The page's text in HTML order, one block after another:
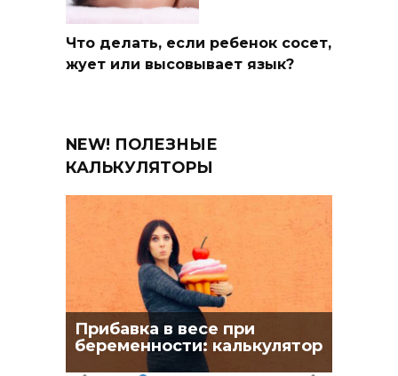
Что делать, если ребенок сосет,
жует или высовывает язык?
NEW! ПОЛЕЗНЫЕ
КАЛЬКУЛЯТОРЫ
Прибавка в весе при
беременности: калькулятор